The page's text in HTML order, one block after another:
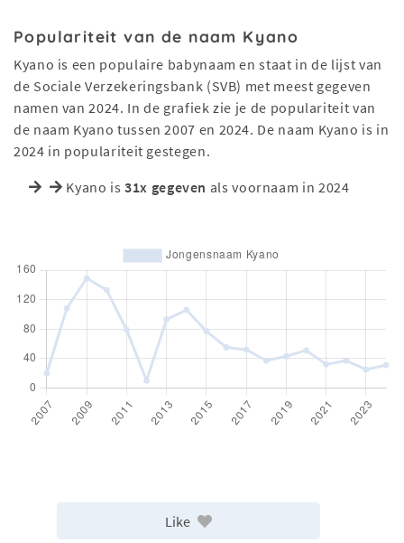
Populariteit van de naam Kyano
Kyano is een populaire babynaam en staat in de lijst van
de Sociale Verzekeringsbank (SVB) met meest gegeven
namen van 2024. In de grafiek zie je de populariteit van
de naam Kyano tussen 2007 en 2024. De naam Kyano is in
2024 in populariteit gestegen.
Kyano is31x gegeven als voornaam in 2024
Like